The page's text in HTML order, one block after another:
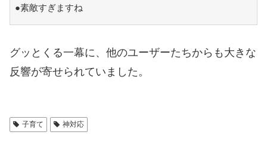
●素敵すぎますね
グッとくる一幕に、他のユーザーたちからも大きな
反響が寄せられていました。
子育て 神対応